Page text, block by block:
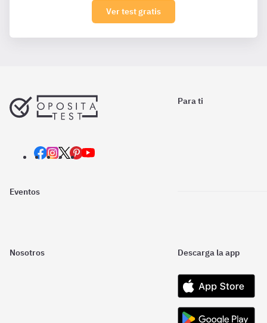
Ver test gratis
Para ti
Eventos
Nosotros Descarga la app